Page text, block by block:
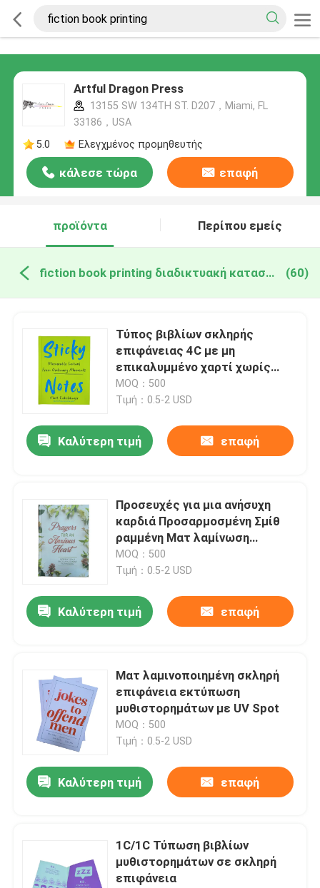
Artful Dragon Press
13155 SW 134TH ST. D207，Miami, FL
33186，USA
5.0
Ελεγχμένος προμηθευτής
κάλεσε τώρα επαφή
προϊόντα Περίπου εμείς
fiction book printing διαδικτυακή κατασκευή (60)
Τύπος βιβλίων σκληρής
επιφάνειας 4C με μη
επικαλυμμένο χαρτί χωρίς
ξύλο και UV spot
MOQ：500
Τιμή：0.5-2 USD
Καλύτερη τιμή επαφή
Προσευχές για μια ανήσυχη
καρδιά Προσαρμοσμένη Σμίθ
ραμμένη Ματ λαμίνωση
Χριστιανική μυθιστορήματα
Τύπο βιβλίου με σημείο UV
MOQ：500
Τιμή：0.5-2 USD
Καλύτερη τιμή επαφή
Ματ λαμινοποιημένη σκληρή
επιφάνεια εκτύπωση
μυθιστορημάτων με UV Spot
MOQ：500
Τιμή：0.5-2 USD
Καλύτερη τιμή επαφή
1C/1C Τύπωση βιβλίων
μυθιστορημάτων σε σκληρή
επιφάνεια